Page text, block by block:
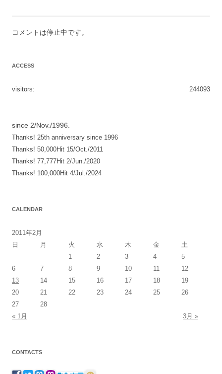
コメントは停止中です。
ACCESS
244093
visitors:
since 2/Nov./1996.
Thanks! 25th anniversary since 1996
Thanks! 50,000Hit 15/Oct./2011
Thanks! 77,777Hit 2/Jun./2020
Thanks! 100,000Hit 4/Jul./2024
CALENDAR
2011年2月
日
月 火 水 木 金
土
1
2 3 4
5
6
7 8 9 10 11
12
13
14 15 16 17 18
19
20
21 22 23 24 25
26
27
28
« 1月
3月 »
CONTACTS